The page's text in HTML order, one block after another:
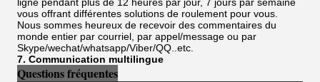
vous offrant différentes solutions de roulement pour vous.
Nous sommes heureux de recevoir des commentaires du
monde entier par courriel, par appel/message ou par
Skype/wechat/whatsapp/Viber/QQ..etc.
7. Communication multilingue
Questions fréquentes